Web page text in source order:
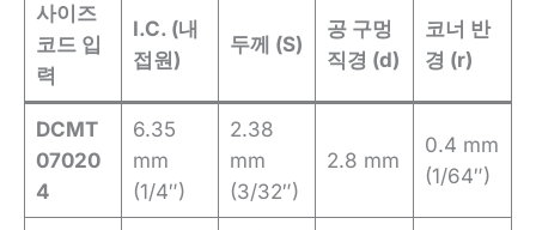
사이즈
코드 입
력
I.C. (내
접원)
두께 (S)
공 구멍
직경 (d)
코너 반
경 (r)
DCMT
07020
4
6.35
mm
(1/4″)
2.38
mm
(3/32″)
2.8 mm
0.4 mm
(1/64″)